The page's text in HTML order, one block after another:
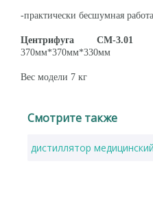
-практически бесшумная
Центрифуга СМ-3.01
370мм*370мм*330мм
Вес модели 7 кг
Смотрите также
дистиллятор